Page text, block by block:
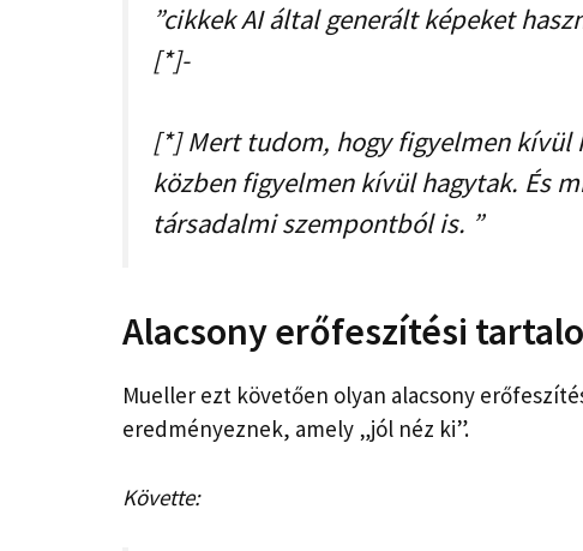
”cikkek AI által generált képeket
[*]-
[*] Mert tudom, hogy figyelmen kívül
közben figyelmen kívül hagytak. És
társadalmi szempontból is. ”
Alacsony erőfeszítési
Mueller ezt követően olyan alacsony
eredményeznek, amely „jól néz ki”.
Követte: